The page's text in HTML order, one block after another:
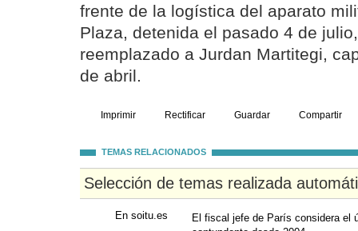
frente de la logística del aparato
Plaza, detenida el pasado 4 de
reemplazado a Jurdan Martitegi,
de abril.
Imprimir Rectificar Guardar Compartir
TEMAS RELACIONADOS
Selección de temas realizada
En soitu.es
El fiscal jefe de París considera el